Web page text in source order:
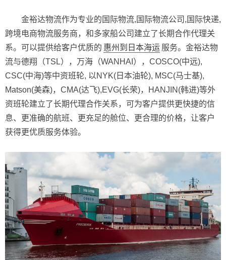
金裕达物流作为专业的国际物流,国际物流公司,国际快递,
跨境电商物流服务商，和多家船公司建立了长期合作代理关
系。可以提供给客户优质的 惠州到日本海运 服务。金裕达物
流与德翔（TSL），万海（WANHAI），COSCO(中远),
CSC(中海)等中资班轮, 以NYK(日本油轮), MSC(马士基),
Matson(美森)，CMA(达飞),EVG(长荣)，HANJIN(韩进)等外
资班轮建立了长期代理合作关系，可为客户提供更快捷的信
息、更准确的航班、更充足的舱位、更合理的价格，让客户
获得更优质服务体验。